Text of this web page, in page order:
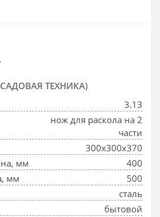
ТЕХНИКА)
3.13
нож для раскола на 2
части
300x300x370
мм
400
мм
500
сталь
бытовой